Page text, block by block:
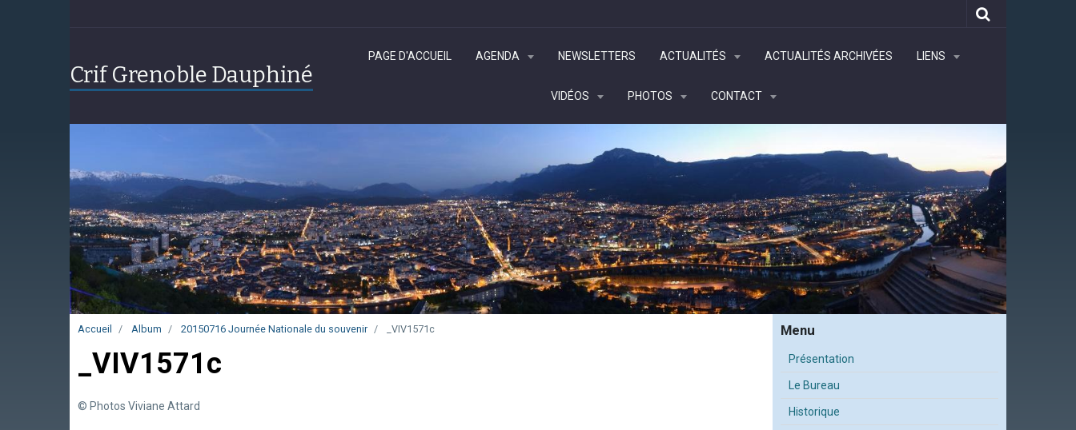
Crif Grenoble Dauphiné
PAGE D'ACCUEIL AGENDA NEWSLETTERS ACTUALITÉS ACTUALITÉS ARCHIVÉES LIENS
VIDÉOS PHOTOS CONTACT
Accueil Album 20150716 Journée Nationale du souvenir _VIV1571c
_VIV1571c
© Photos Viviane Attard
Menu
Présentation
Le Bureau
Historique